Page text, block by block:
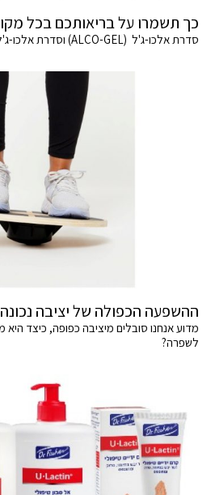
כך תשמרו על בריאותכם בכל
סדרת אלכו-ג'ל (ALCO-GEL) וסדרת אלכו-ג'ל PHARMA WIPES
ההשפעה הכפולה של יציבה
מדוע אנחנו סובלים מיציבה כפופה, כיצד
לשפרה?